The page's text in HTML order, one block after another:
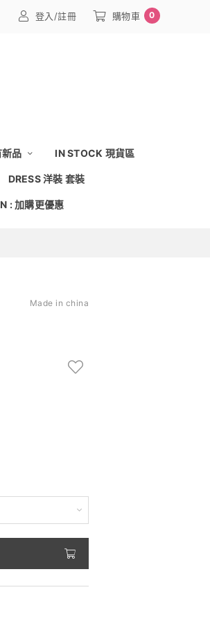
登入/註冊 購物車 0
品 IN STOCK 現貨區
DRESS 洋裝 套裝
: 加購更優惠
Made in china